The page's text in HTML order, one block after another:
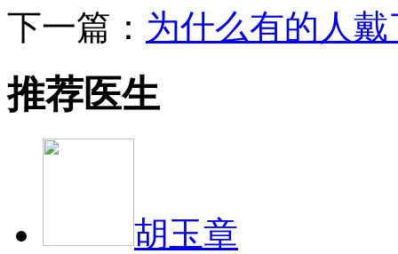
下一篇： 为什么有的人
推荐医生
胡玉章